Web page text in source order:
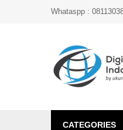
Whataspp :
CATEGORIES